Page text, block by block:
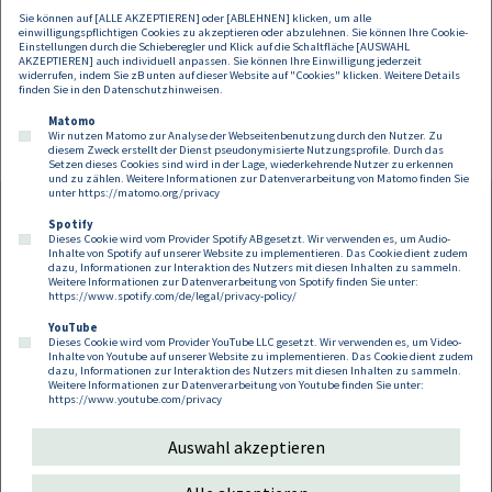
(Arbeitsrecht), sowie Rechtsanwaltsanwärter:innenStefanie
Dirnbauer(IP/IT),AlexandraHübl-Langer(M&A),Corina Kruesz
(Datenschutz),Mirko Marjanovic(Kartellrecht),Nicole Scharl
(Gesellschaftsrecht) undAntonia Stubbe (Finanzierungen).
Footer
Kontakt Datenschutz
Impressum
Compliance
Cookies
Sie können auf [ALLE AKZEPTIEREN] oder [ABLEHNEN] klicken, um alle
einwilligungspflichtigen Cookies zu akzeptieren oder abzulehnen. Sie können Ihre Cookie-
Einstellungen durch die Schieberegler und Klick auf die Schaltfläche [AUSWAHL
AKZEPTIEREN] auch individuell anpassen. Sie können Ihre Einwilligung jederzeit
widerrufen, indem Sie zB unten auf dieser Website auf "Cookies" klicken. Weitere Details
finden Sie in den Datenschutzhinweisen.
Matomo
Wir nutzen Matomo zur Analyse der Webseitenbenutzung durch den Nutzer. Zu
diesem Zweck erstellt der Dienst pseudonymisierte Nutzungsprofile. Durch das
Setzen dieses Cookies sind wird in der Lage, wiederkehrende Nutzer zu erkennen
und zu zählen. Weitere Informationen zur Datenverarbeitung von Matomo finden Sie
unter https://matomo.org/privacy
Spotify
Dieses Cookie wird vom Provider Spotify AB gesetzt. Wir verwenden es, um Audio-
Inhalte von Spotify auf unserer Website zu implementieren. Das Cookie dient zudem
dazu, Informationen zur Interaktion des Nutzers mit diesen Inhalten zu sammeln.
Weitere Informationen zur Datenverarbeitung von Spotify finden Sie unter:
https://www.spotify.com/de/legal/privacy-policy/
YouTube
Dieses Cookie wird vom Provider YouTube LLC gesetzt. Wir verwenden es, um Video-
Inhalte von Youtube auf unserer Website zu implementieren. Das Cookie dient zudem
dazu, Informationen zur Interaktion des Nutzers mit diesen Inhalten zu sammeln.
Weitere Informationen zur Datenverarbeitung von Youtube finden Sie unter:
https://www.youtube.com/privacy
Auswahl akzeptieren
Follow us on:
Copyright 2026